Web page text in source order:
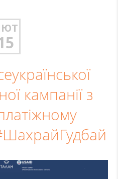
кампанії з